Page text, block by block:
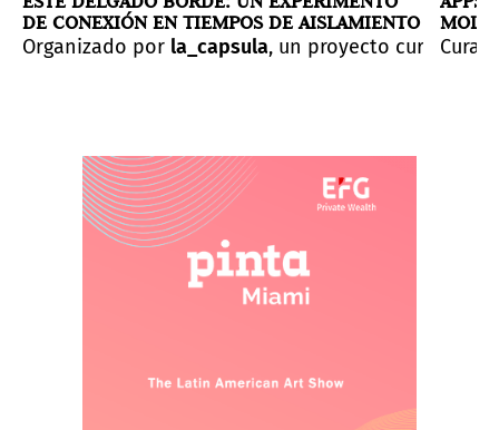
producción artística y cultural de América Latina
argentina-israelí Inés Moldavsky para revisitar y
zero (Un círculo llamado cero),una exhibición
DE CONEXIÓN EN TIEMPOS DE AISLAMIENTO
Organizado por la_capsula, un proyecto curatorial